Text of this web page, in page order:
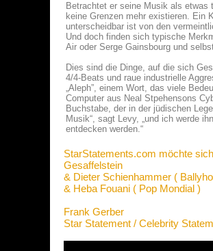
Betrachtet er seine Musik als
keine Grenzen mehr existieren. Ein
unterscheidbar ist von den
Und doch finden sich typische
Air oder Serge Gainsbourg und
Dies sind die Dinge, auf die sich
4/4-Beats und raue industrielle
„Aleph”, einem Wort, das viele
Computer aus Neal Stpehensons
Buchstabe, der in der jüdischen
Musik“, sagt Levy, „und ich werde
entdecken werden.“
StarStatements.com möchte
Gesaffelstein
& Dieter Schienhammer (
& Heba Fouani ( Pop Mondial )
Frank Gerber
Star Statement / Celebrity